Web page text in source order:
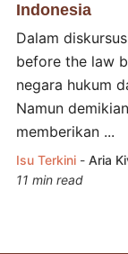
Indonesia
Dalam
before the law
negara hukum
Namun
memberikan ...
Isu Terkini - Aria
11 min read